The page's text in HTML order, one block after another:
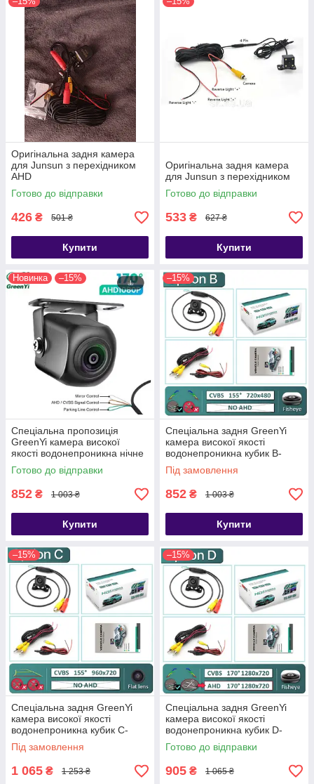
Оригінальна задня камера
для Junsun з перехідником
AHD
Готово до відправки
426 ₴ 501 ₴
Купити
Оригінальна задня камера
для Junsun з перехідником
Готово до відправки
533 ₴ 627 ₴
Купити
Новинка –15%
Спеціальна пропозиція
GreenYi камера високої
якості водонепроникна нічне
бачення 2АС811
Готово до відправки
852 ₴ 1 003 ₴
Купити
–15%
Спеціальна задня GreenYi
камера високої якості
водонепроникна кубик B-
720x480-155deg
Під замовлення
852 ₴ 1 003 ₴
Купити
–15%
Спеціальна задня GreenYi
камера високої якості
водонепроникна кубик C-
динамічна траєкторія
Під замовлення
1 065 ₴ 1 253 ₴
–15%
Спеціальна задня GreenYi
камера високої якості
водонепроникна кубик D-
CVBS720P-AHD720P
Готово до відправки
905 ₴ 1 065 ₴